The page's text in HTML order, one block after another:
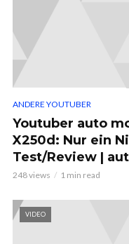
ANDERE YOUTUBER
Youtuber auto
X250d: Nur ein
Test/Review |
248 views 1 min read
VIDEO